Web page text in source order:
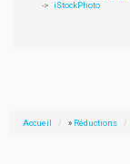
iStockPhoto
Accueil » Réductions